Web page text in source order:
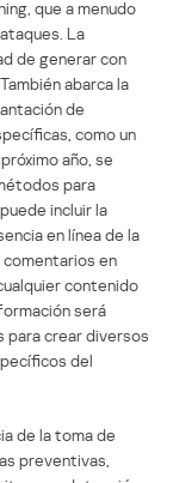
que a menudo
La
de generar con
abarca la
de
como un
año, se
para
incluir la
en línea de la
en
contenido
será
para crear diversos
del
de la toma de
preventivas,